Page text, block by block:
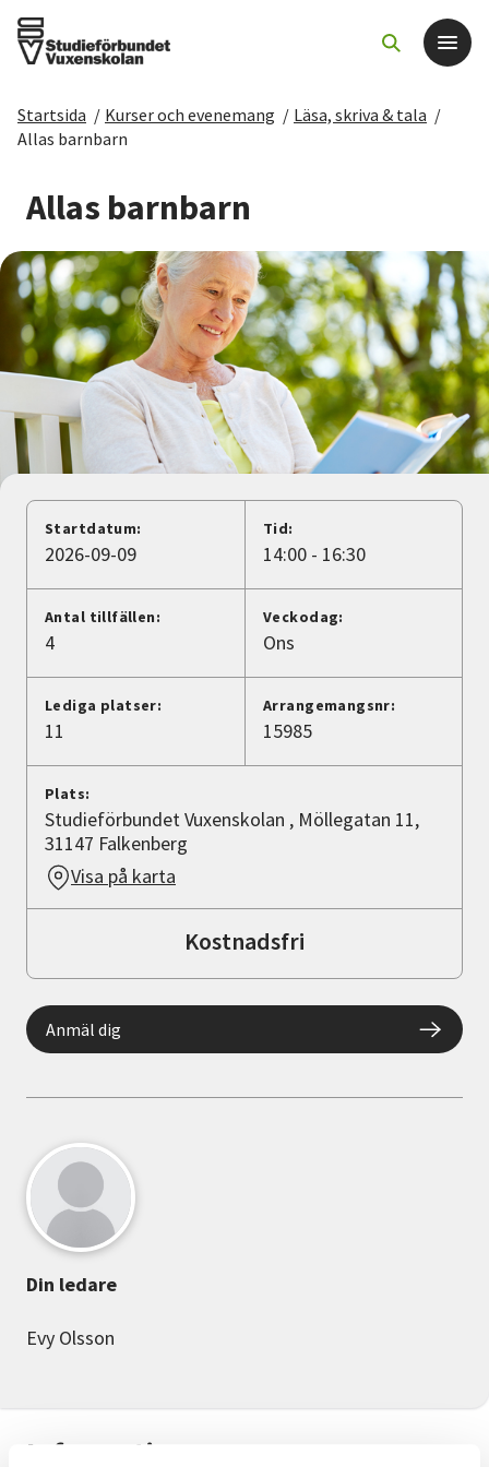
Det här gör vi
För dig som
Sök kurser och evenemang
Om SV
Starta studiecirkel
Cirkelledare
Nyheter
Avdelningar
Lyssna
Startsida / Kurser och evenemang / Läsa, skriva & tala /
Allas barnbarn
Allas barnbarn
Information
Startdatum:
2026-09-09
Tid:
14:00 - 16:30
Antal tillfällen:
4
Veckodag:
Ons
Lediga platser:
11
Arrangemangsnr:
15985
Plats:
Studieförbundet Vuxenskolan , Möllegatan 11,
31147 Falkenberg
Visa på karta
Kostnadsfri
Anmäl dig
Din ledare
Evy Olsson